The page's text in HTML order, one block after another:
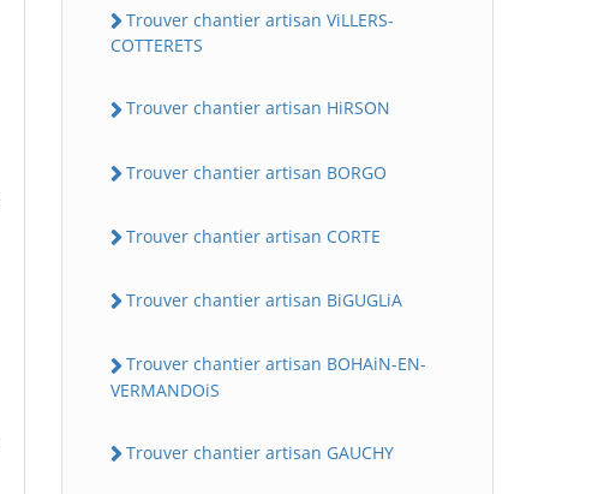
Trouver chantier artisan ViLLERS-
COTTERETS
Trouver chantier artisan HiRSON
Trouver chantier artisan BORGO
Trouver chantier artisan CORTE
Trouver chantier artisan BiGUGLiA
Trouver chantier artisan BOHAiN-EN-
VERMANDOiS
Trouver chantier artisan GAUCHY